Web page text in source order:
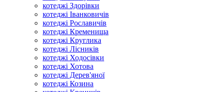
котеджі Здорівки
котеджі Іванковичів
котеджі Рославичів
котеджі Кременища
котеджі Круглика
котеджі Лісників
котеджі Ходосівки
котеджі Хотова
котеджі Дерев'яної
котеджі Козина